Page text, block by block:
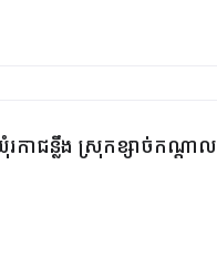
ាជន្លឹង ស្រុកខ្សាច់កណ្ដាល